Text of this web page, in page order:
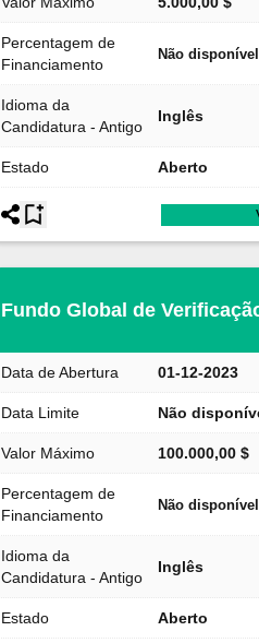
Percentagem de
Financiamento
Não disponível
Idioma da
Candidatura - Antigo
Inglês
Estado Aberto
Fundo Global de
Data de Abertura 01-12-2023
Data Limite Não
Valor Máximo 100.000,00 $
Percentagem de
Financiamento
Não disponível
Idioma da
Candidatura - Antigo
Inglês
Estado Aberto